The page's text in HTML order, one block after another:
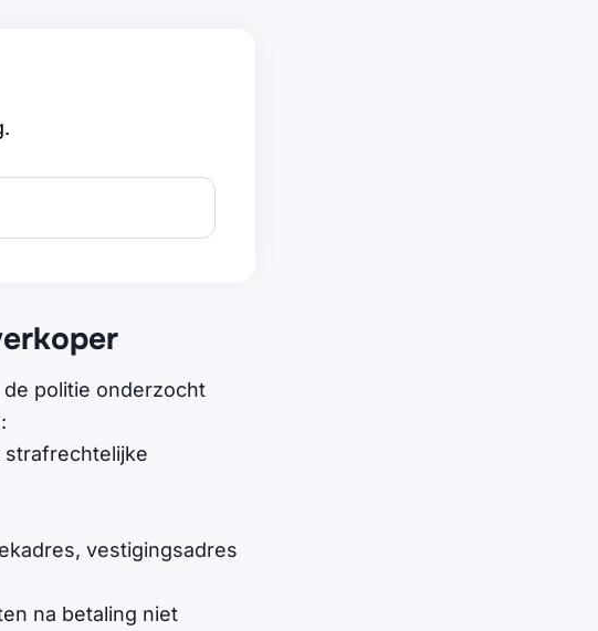
politie onderzocht
strafrechtelijke
vestigingsadres
na betaling niet